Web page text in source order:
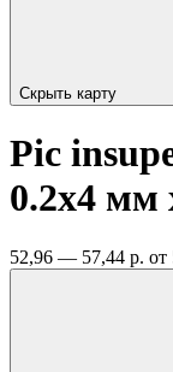
Скрыть карту
Pic
0.2x4 мм
52,96 — 57,44 р. от